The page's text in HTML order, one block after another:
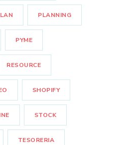
PLANNING
PYME
RESOURCE
SHOPIFY
STOCK
TESORERIA